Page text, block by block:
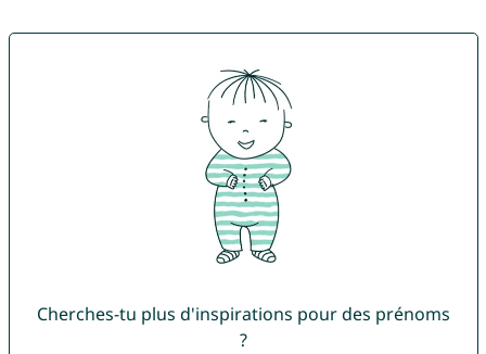
Cherches-tu plus d'inspirations pour des prénoms
?